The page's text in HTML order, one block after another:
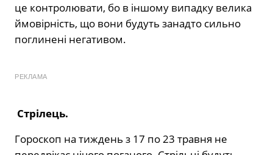
це контролювати, бо в іншому випадку велика
ймовірність, що вони будуть занадто сильно
поглинені негативом.
РЕКЛАМА
Стрілець.
Гороскоп на тиждень з 17 по 23 травня не